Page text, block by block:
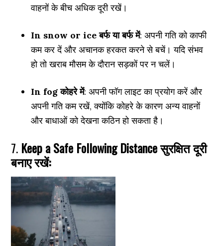
वाहनों के बीच अधिक दूरी रखें।
In snow or ice बर्फ या बर्फ में: अपनी गति को काफी
कम कर दें और अचानक हरकत करने से बचें। यदि संभव
हो तो खराब मौसम के दौरान सड़कों पर न चलें।
In fog कोहरे में: अपनी फॉग लाइट का प्रयोग करें और
अपनी गति कम रखें, क्योंकि कोहरे के कारण अन्य वाहनों
और बाधाओं को देखना कठिन हो सकता है।
7. Keep a Safe Following Distance सुरक्षित दूरी
बनाए रखें: